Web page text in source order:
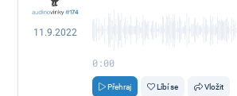
11.9.2022
0:00
Přehraj Líbí se Vložit